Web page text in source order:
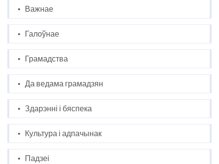
Важнае
Галоўнае
Грамадства
Да ведама грамадзян
Здарэнні і бяспека
Культура і адпачынак
Падзеі